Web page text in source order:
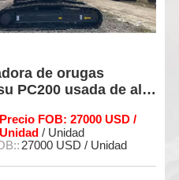
Komatsu 210-8
y usadas (modelo
25000 USD / Unidad/
Unidad
25000 USD / Unidad